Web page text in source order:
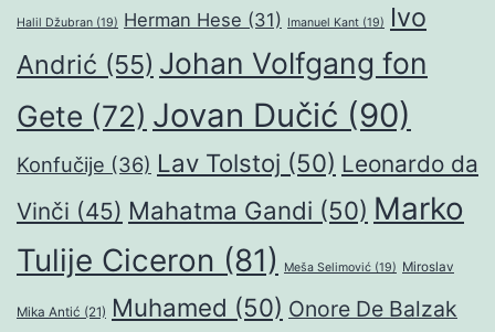
Halil Džubran (19) Herman Hese (31) Imanuel Kant (19)
Ivo
Andrić (55) Johan Volfgang fon
Gete (72) Jovan Dučić (90)
Konfučije (36) Lav Tolstoj (50) Leonardo da
Vinči (45) Mahatma Gandi (50) Marko
Tulije Ciceron (81) Meša Selimović (19) Miroslav
Mika Antić (21) Muhamed (50) Onore De Balzak